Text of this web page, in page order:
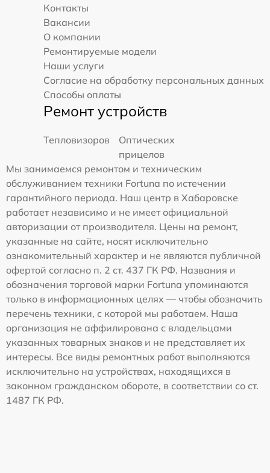
Контакты
Вакансии
О компании
Ремонтируемые модели
Наши услуги
Согласие на обработку персональных данных
Способы оплаты
Ремонт устройств
Тепловизоров
Оптических
прицелов
Мы занимаемся ремонтом и техническим
обслуживанием техники Fortuna по истечении
гарантийного периода. Наш центр в Хабаровске
работает независимо и не имеет официальной
авторизации от производителя. Цены на ремонт,
указанные на сайте, носят исключительно
ознакомительный характер и не являются публичной
офертой согласно п. 2 ст. 437 ГК РФ. Названия и
обозначения торговой марки Fortuna упоминаются
только в информационных целях — чтобы обозначить
перечень техники, с которой мы работаем. Наша
организация не аффилирована с владельцами
указанных товарных знаков и не представляет их
интересы. Все виды ремонтных работ выполняются
исключительно на устройствах, находящихся в
законном гражданском обороте, в соответствии со ст.
1487 ГК РФ.